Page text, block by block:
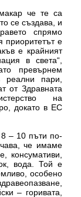
макар че те са
се създава, и
спрямо
приоритетът е
е крайният
в света“,
превърнем
реални пари,
от Здравната
на
докато в ЕС
– 10 пъти по-
че имаме
консумативи,
вода. Той е
особено
– горивата,